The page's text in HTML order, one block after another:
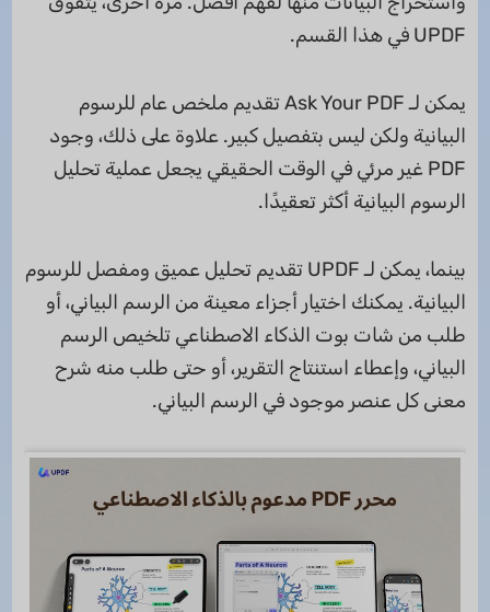
UPDF في هذا القسم.
يمكن لـ Ask Your PDF تقديم ملخص عام للرسوم
البيانية ولكن ليس بتفصيل كبير. علاوة على ذلك، وجود
PDF غير مرئي في الوقت الحقيقي يجعل عملية تحليل
الرسوم البيانية أكثر تعقيدًا.
بينما، يمكن لـ UPDF تقديم تحليل عميق ومفصل للرسوم
البيانية. يمكنك اختيار أجزاء معينة من الرسم البياني، أو
طلب من شات بوت الذكاء الاصطناعي تلخيص الرسم
البياني، وإعطاء استنتاج التقرير، أو حتى طلب منه شرح
معنى كل عنصر موجود في الرسم البياني.